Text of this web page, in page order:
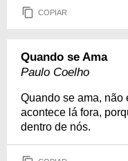
COPIAR
Quando se Ama
Paulo Coelho
Quando se ama, não
acontece lá fora,
dentro de nós.